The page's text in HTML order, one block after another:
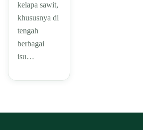
kelapa sawit,
khususnya di
tengah
berbagai
isu…